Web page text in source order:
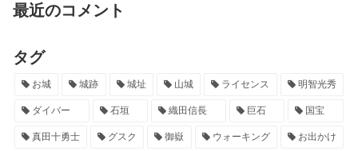
最近のコメント
タグ
お城 城跡 城址 山城 ライセンス 明智光秀
ダイバー 石垣 織田信長 巨石 国宝
真田十勇士 グスク 御嶽 ウォーキング お出かけ